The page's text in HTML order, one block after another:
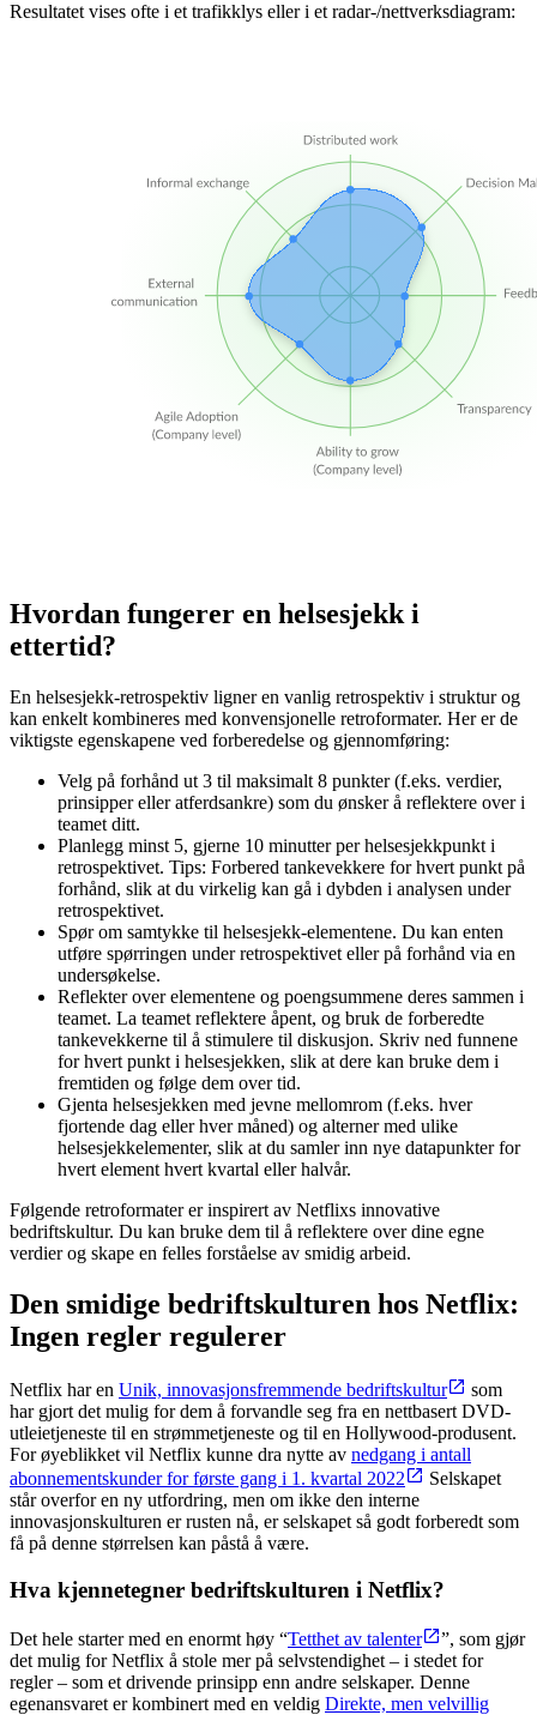
Resultatet vises ofte i et trafikklys eller i et radar-/nettverksdiagram:
Hvordan fungerer en helsesjekk i
ettertid?
En helsesjekk-retrospektiv ligner en vanlig retrospektiv i struktur og
kan enkelt kombineres med konvensjonelle retroformater. Her er de
viktigste egenskapene ved forberedelse og gjennomføring:
Velg på forhånd ut 3 til maksimalt 8 punkter (f.eks. verdier,
prinsipper eller atferdsankre) som du ønsker å reflektere over i
teamet ditt.
Planlegg minst 5, gjerne 10 minutter per helsesjekkpunkt i
retrospektivet. Tips: Forbered tankevekkere for hvert punkt på
forhånd, slik at du virkelig kan gå i dybden i analysen under
retrospektivet.
Spør om samtykke til helsesjekk-elementene. Du kan enten
utføre spørringen under retrospektivet eller på forhånd via en
undersøkelse.
Reflekter over elementene og poengsummene deres sammen i
teamet. La teamet reflektere åpent, og bruk de forberedte
tankevekkerne til å stimulere til diskusjon. Skriv ned funnene
for hvert punkt i helsesjekken, slik at dere kan bruke dem i
fremtiden og følge dem over tid.
Gjenta helsesjekken med jevne mellomrom (f.eks. hver
fjortende dag eller hver måned) og alterner med ulike
helsesjekkelementer, slik at du samler inn nye datapunkter for
hvert element hvert kvartal eller halvår.
Følgende retroformater er inspirert av Netflixs innovative
bedriftskultur. Du kan bruke dem til å reflektere over dine egne
verdier og skape en felles forståelse av smidig arbeid.
Den smidige bedriftskulturen hos Netflix:
Ingen regler regulerer
Netflix har en Unik, innovasjonsfremmende bedriftskultur
som
har gjort det mulig for dem å forvandle seg fra en nettbasert DVD-
utleietjeneste til en strømmetjeneste og til en Hollywood-produsent.
For øyeblikket vil Netflix kunne dra nytte av nedgang i antall
abonnementskunder for første gang i 1. kvartal 2022
Selskapet
står overfor en ny utfordring, men om ikke den interne
innovasjonskulturen er rusten nå, er selskapet så godt forberedt som
få på denne størrelsen kan påstå å være.
Hva kjennetegner bedriftskulturen i Netflix?
Det hele starter med en enormt høy “Tetthet av talenter
”, som gjør
det mulig for Netflix å stole mer på selvstendighet – i stedet for
regler – som et drivende prinsipp enn andre selskaper. Denne
egenansvaret er kombinert med en veldig Direkte, men velvillig